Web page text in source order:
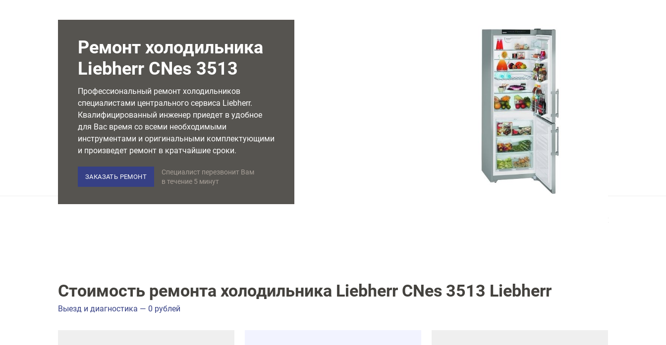
Ремонт холодильника
Liebherr CNes 3513
Профессиональный ремонт холодильников
специалистами центрального сервиса Liebherr.
Квалифицированный инженер приедет в удобное
для Вас время со всеми необходимыми
инструментами и оригинальными комплектующими
и произведет ремонт в кратчайшие сроки.
ЗАКАЗАТЬ РЕМОНТ
Специалист перезвонит Вам
в течение 5 минут
Стоимость ремонта холодильника Liebherr CNes 3513 Liebherr
Выезд и диагностика — 0 рублей